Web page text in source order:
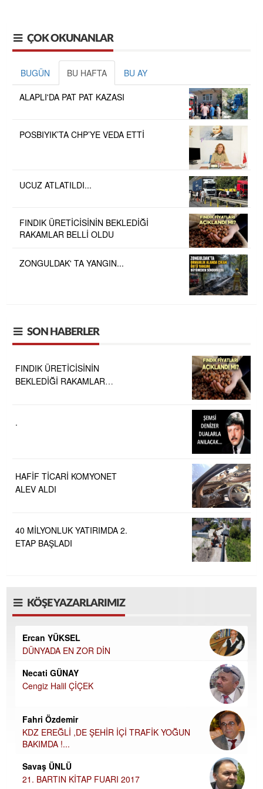
ÇOK OKUNANLAR
BUGÜN BU HAFTA BU AY
ALAPLI'DA PAT PAT KAZASI
POSBIYIK’TA CHP’YE VEDA ETTİ
UCUZ ATLATILDI...
FINDIK ÜRETİCİSİNİN BEKLEDİĞİ
RAKAMLAR BELLİ OLDU
ZONGULDAK' TA YANGIN...
SON HABERLER
FINDIK ÜRETİCİSİNİN
BEKLEDİĞİ RAKAMLAR
.
HAFİF TİCARİ KOMYONET
ALEV ALDI
40 MİLYONLUK YATIRIMDA 2.
ETAP BAŞLADI
KÖŞE YAZARLARIMIZ
Ercan YÜKSEL
DÜNYADA EN ZOR DİN
Necati GÜNAY
Cengiz Halil ÇİÇEK
Fahri Özdemir
KDZ EREĞLİ ,DE ŞEHİR İÇİ TRAFİK YOĞUN
BAKIMDA !...
Savaş ÜNLÜ
21. BARTIN KİTAP FUARI 2017